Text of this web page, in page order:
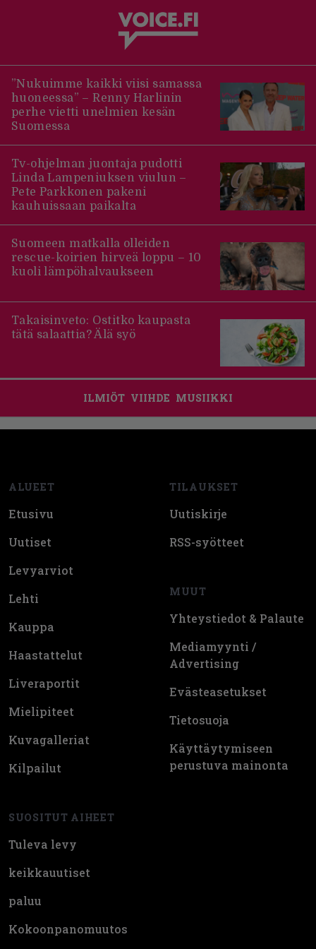
”Nukuimme kaikki viisi samassa
huoneessa” – Renny Harlinin
perhe vietti unelmien kesän
Suomessa
Tv-ohjelman juontaja pudotti
Linda Lampeniuksen viulun –
Pete Parkkonen pakeni
kauhuissaan paikalta
Suomeen matkalla olleiden
rescue-koirien hirveä loppu – 10
kuoli lämpöhalvaukseen
Takaisinveto: Ostitko kaupasta
tätä salaattia? Älä syö
ILMIÖT VIIHDE MUSIIKKI
ALUEET
Etusivu
Uutiset
Levyarviot
Lehti
Kauppa
Haastattelut
Liveraportit
Mielipiteet
Kuvagalleriat
Kilpailut
SUOSITUT AIHEET
Tuleva levy
keikkauutiset
paluu
Kokoonpanomuutos
TILAUKSET
Uutiskirje
RSS-syötteet
MUUT
Yhteystiedot & Palaute
Mediamyynti /
Advertising
Evästeasetukset
Tietosuoja
Käyttäytymiseen
perustuva mainonta